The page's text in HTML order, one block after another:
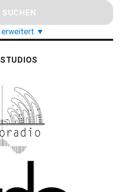
erweitert ▼
STUDIOS